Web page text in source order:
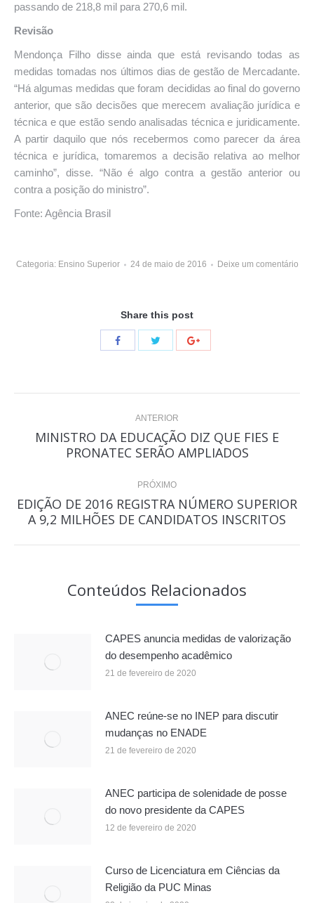
passando de 218,8 mil para 270,6 mil.
Revisão
Mendonça Filho disse ainda que está revisando todas as
medidas tomadas nos últimos dias de gestão de Mercadante.
“Há algumas medidas que foram decididas ao final do governo
anterior, que são decisões que merecem avaliação jurídica e
técnica e que estão sendo analisadas técnica e juridicamente.
A partir daquilo que nós recebermos como parecer da área
técnica e jurídica, tomaremos a decisão relativa ao melhor
caminho”, disse. “Não é algo contra a gestão anterior ou
contra a posição do ministro”.
Fonte: Agência Brasil
Categoria: Ensino Superior 24 de maio de 2016 Deixe um comentário
Share this post
Navegação
de
post:
ANTERIOR
Post
anterior:
MINISTRO DA EDUCAÇÃO DIZ QUE FIES E
PRONATEC SERÃO AMPLIADOS
PRÓXIMO
Próximo
post:
EDIÇÃO DE 2016 REGISTRA NÚMERO SUPERIOR
A 9,2 MILHÕES DE CANDIDATOS INSCRITOS
Conteúdos Relacionados
CAPES anuncia medidas de valorização
do desempenho acadêmico
21 de fevereiro de 2020
ANEC reúne-se no INEP para discutir
mudanças no ENADE
21 de fevereiro de 2020
ANEC participa de solenidade de posse
do novo presidente da CAPES
12 de fevereiro de 2020
Curso de Licenciatura em Ciências da
Religião da PUC Minas